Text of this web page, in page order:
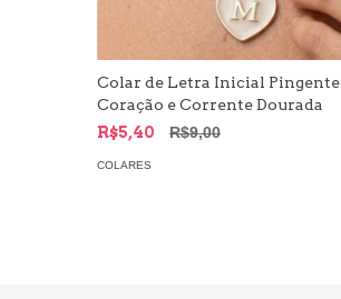
Colar de Letra Inicial Pingente
Coração e Corrente Dourada
R$5,40
R$9,00
COLARES